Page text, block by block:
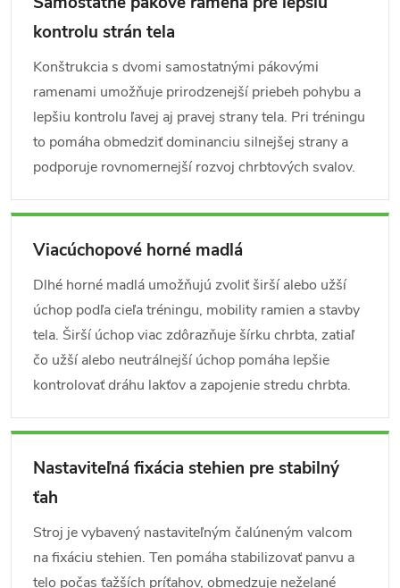
kontrolu strán tela
Konštrukcia s dvomi samostatnými pákovými
ramenami umožňuje prirodzenejší priebeh pohybu a
lepšiu kontrolu ľavej aj pravej strany tela. Pri tréningu
to pomáha obmedziť dominanciu silnejšej strany a
podporuje rovnomernejší rozvoj chrbtových svalov.
Viacúchopové horné madlá
Dlhé horné madlá umožňujú zvoliť širší alebo užší
úchop podľa cieľa tréningu, mobility ramien a stavby
tela. Širší úchop viac zdôrazňuje šírku chrbta, zatiaľ
čo užší alebo neutrálnejší úchop pomáha lepšie
kontrolovať dráhu lakťov a zapojenie stredu chrbta.
Nastaviteľná fixácia stehien pre stabilný
ťah
Stroj je vybavený nastaviteľným čalúneným valcom
na fixáciu stehien. Ten pomáha stabilizovať panvu a
telo počas ťažších príťahov, obmedzuje neželané